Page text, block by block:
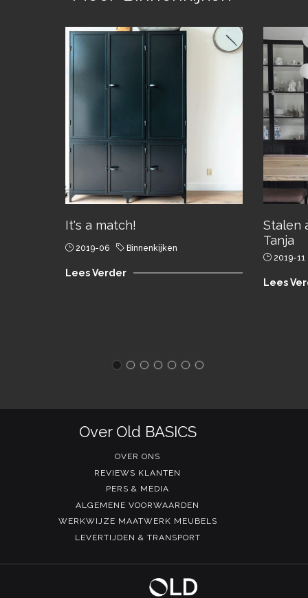
It's a match!
2019-06 Binnenkijken
Lees Verder
Stalen
Tanja
2019-11
Lees
Over Old BASICS
OVER ONS
REVIEWS KLANTEN
PERS & MEDIA
ALGEMENE VOORWAARDEN
WERKWIJZE MAATWERK MEUBELS
LEVERTIJDEN & TRANSPORT